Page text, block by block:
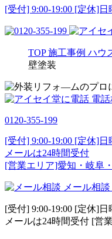
[受付] 9:00-19:00 [定休]日
TOP 施工事例 ハウ
壁塗装
電
0120-355-199
[受付] 9:00-19:00 [定休]日
メールは24時間受付
[営業エリア]愛知・岐阜
メール相談
[受付] 9:00-19:00 [定休]日
メールは24時間受付 [営